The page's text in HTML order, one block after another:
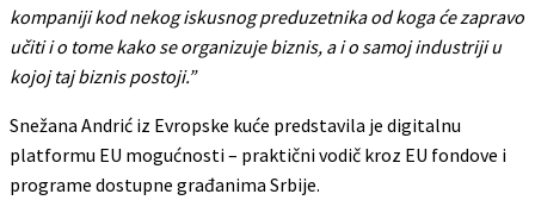
kompaniji kod nekog iskusnog preduzetnika od koga će zapravo
učiti i o tome kako se organizuje biznis, a i o samoj industriji u
kojoj taj biznis postoji.”
Snežana Andrić iz Evropske kuće predstavila je digitalnu
platformu EU mogućnosti – praktični vodič kroz EU fondove i
programe dostupne građanima Srbije.